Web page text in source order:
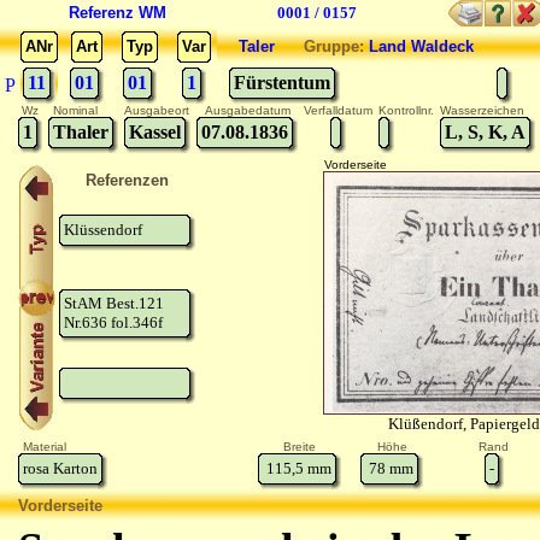
Referenz WM
0001 / 0157
ANr
Art Typ Var
P 11 01 01 1
TalerGruppe:Land Waldeck
Fürstentum
Wz Nominal Ausgabeort Ausgabedatum Verfalldatum Kontrollnr. Wasserzeichen
1 Thaler Kassel 07.08.1836 L, S, K, A
Referenzen
Klüssendorf
StAM Best.121
Nr.636 fol.346f
Vorderseite
Klüßendorf,
Material Breite Höhe Rand
rosa Karton 115,5 mm 78 mm -
Vorderseite